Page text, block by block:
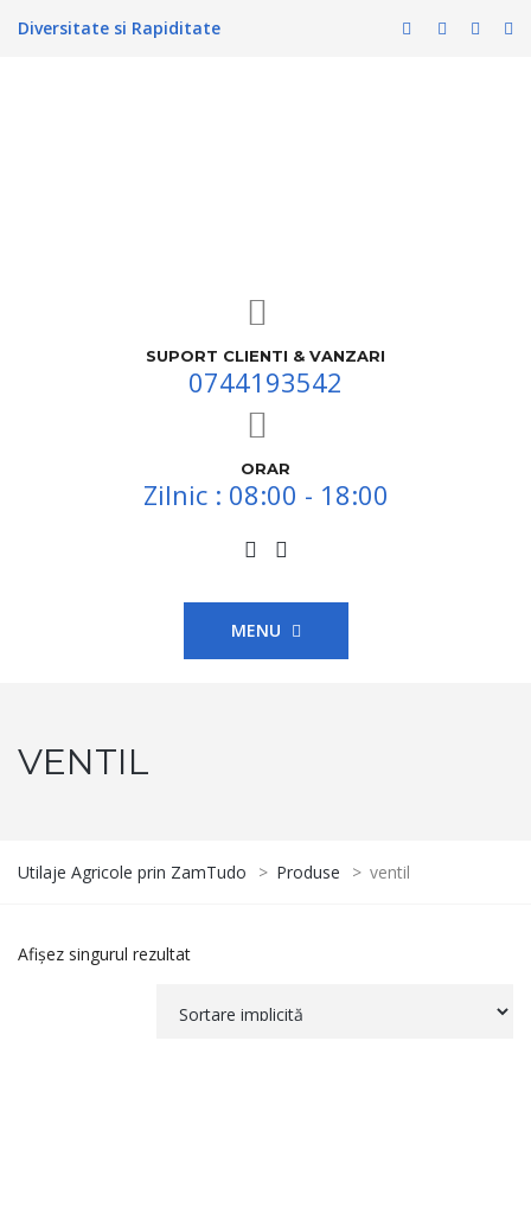
Diversitate si Rapiditate
SUPORT CLIENTI & VANZARI
0744193542
ORAR
Zilnic : 08:00 - 18:00
MENU
VENTIL
Utilaje Agricole prin ZamTudo > Produse > ventil
Afișez singurul rezultat